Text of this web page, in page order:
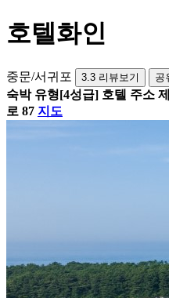
호텔화인
중문/서귀포 3.3 리뷰보기 공
숙박 유형[4성급] 호텔 주소
로 87 지도